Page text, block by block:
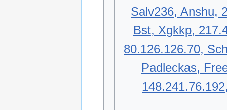
Salv236, Anshu,
Bst, Xgkkp,
80.126.126.70,
Padleckas,